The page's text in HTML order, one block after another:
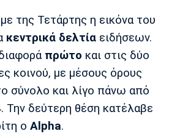
Ερυθρός
Αστέρας
Μπενφίκα
με της Τετάρτης η εικόνα του
κεντρικά δελτία ειδήσεων.
πρώτο και στις δύο
κοινού, με μέσους όρους
σύνολο και λίγο πάνω από
Την δεύτερη θέση κατέλαβε
ο Alpha.